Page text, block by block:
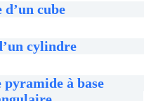
d’un cube
cylindre
pyramide à base